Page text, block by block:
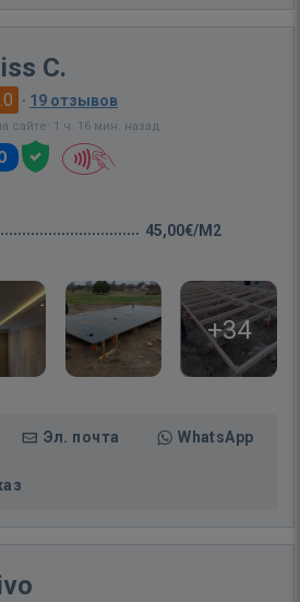
C.
· 19 отзывов
сайте: 1 ч. 16 мин. назад
45,00€/M2
+34
Эл. почта WhatsApp